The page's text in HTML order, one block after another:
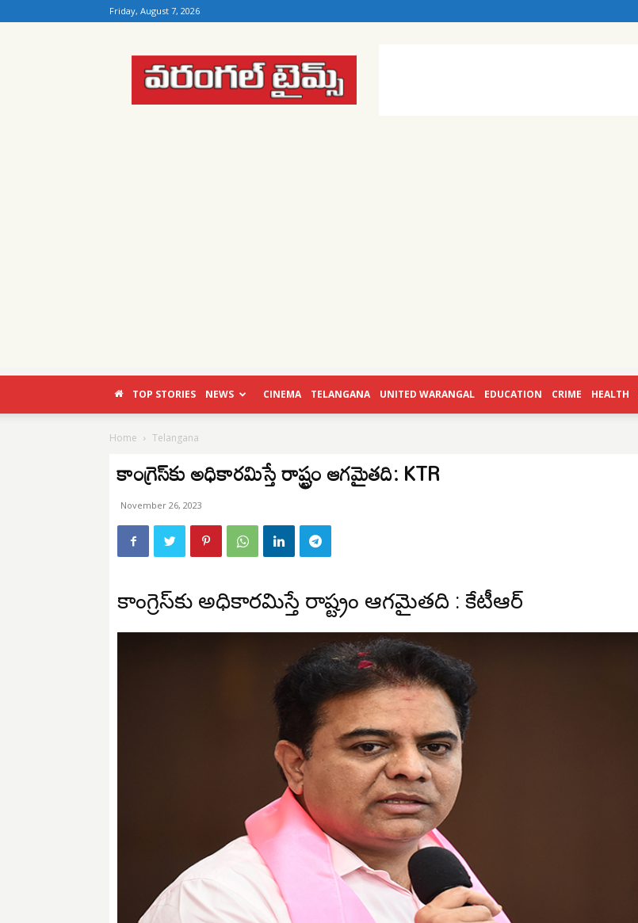
Friday, August 7, 2026
Warangal
Times
TOP STORIES NEWS CINEMA TELANGANA UNITED WARANGAL EDUCATION CRIME HEALTH
Home Telangana
కాంగ్రెస్‌కు అధికారమిస్తే రాష్ట్రం ఆగమైతది: KTR
November 26, 2023
కాంగ్రెస్‌కు అధికారమిస్తే రాష్ట్రం ఆగమైతది : కేటీఆర్